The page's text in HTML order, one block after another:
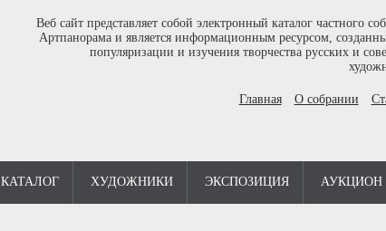
Веб сайт представляет собой электронный каталог частного
Артпанорама и является информационным ресурсом,
популяризации и изучения творчества русских и
Главная О собрании
КАТАЛОГ ХУДОЖНИКИ ЭКСПОЗИЦИЯ АУКЦИОН